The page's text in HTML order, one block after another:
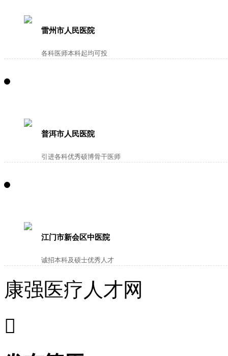
雷州市人民医院
各科医师本科起均可投
普洱市人民医院
引进各科优秀硕博骨干医师
江门市新会区中医院
诚招本科及硕士优秀人才
康强医疗人才网
